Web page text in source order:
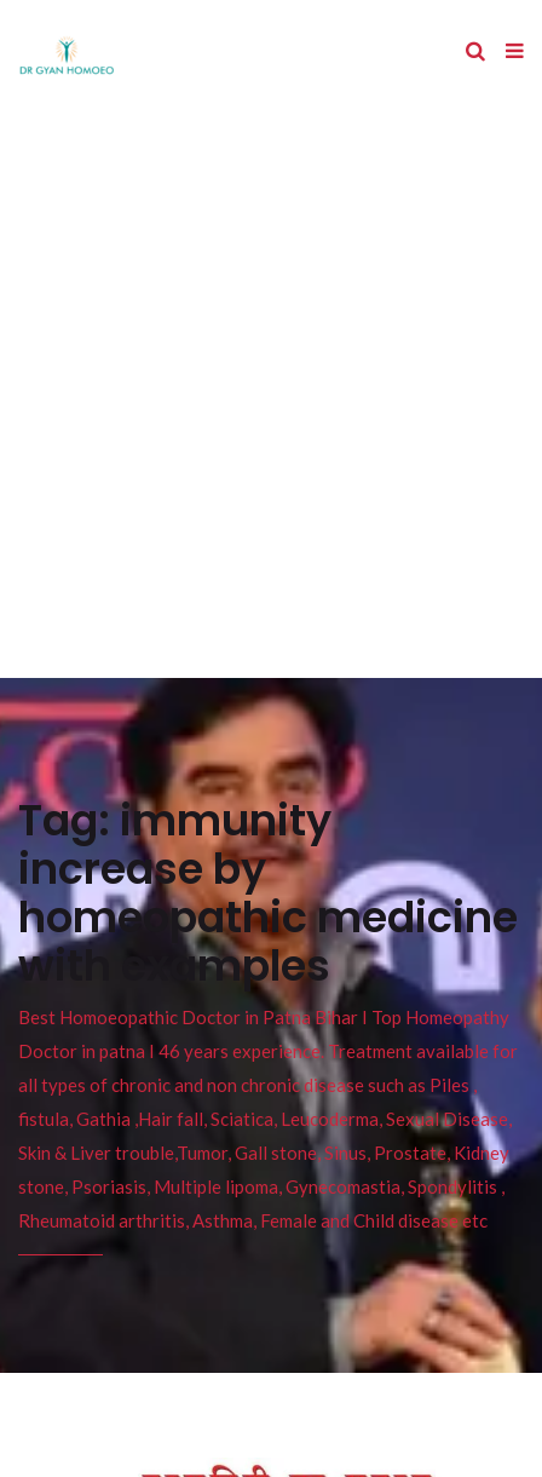
Tag:immunity
increase by
homeopathic medicine
with examples
Best Homoeopathic Doctor in Patna Bihar I Top Homeopathy
Doctor in patna I 46 years experience. Treatment available for
all types of chronic and non chronic disease such as Piles ,
fistula, Gathia ,Hair fall, Sciatica, Leucoderma, Sexual Disease,
Skin & Liver trouble,Tumor, Gall stone, Sinus, Prostate, Kidney
stone, Psoriasis, Multiple lipoma, Gynecomastia, Spondylitis ,
Rheumatoid arthritis, Asthma, Female and Child disease etc